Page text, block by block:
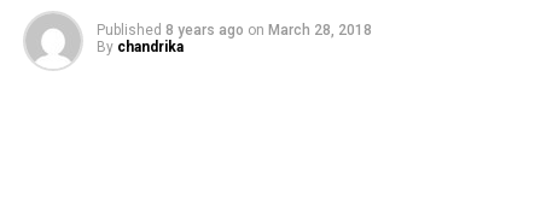
Published 8 years ago on March 28, 2018
By chandrika